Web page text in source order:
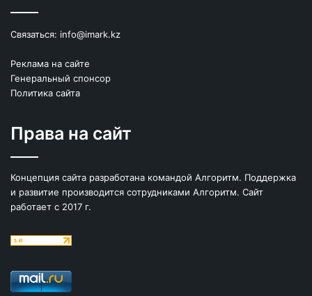
Связаться: info@imark.kz
Реклама на сайте
Генеральный спонсор
Политика сайта
Права на сайт
Концепция сайта разработана командой Алгоритм. Поддержка
и развитие производится сотрудниками Алгоритм. Сайт
работает с 2017 г.